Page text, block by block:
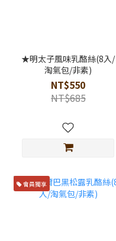
★明太子風味乳酪絲(8入/
淘氣包/非素)
NT$550
NT$685
會員獨享